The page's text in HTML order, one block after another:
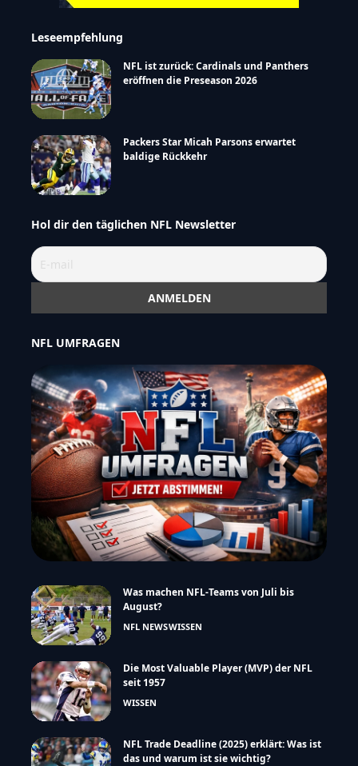
Leseempfehlung
NFL ist zurück: Cardinals und Panthers
eröffnen die Preseason 2026
Packers Star Micah Parsons erwartet
baldige Rückkehr
Hol dir den täglichen NFL Newsletter
NFL UMFRAGEN
Was machen NFL-Teams von Juli bis
August?
NFL NEWSWISSEN
Die Most Valuable Player (MVP) der NFL
seit 1957
WISSEN
NFL Trade Deadline (2025) erklärt: Was ist
das und warum ist sie wichtig?